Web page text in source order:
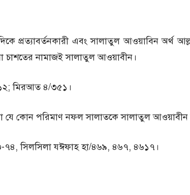
প্রত্যাবর্তনকারী এবং সালাতুল আওয়াবিন অর্থ
চাশতের নামাজই সালাতুল আওয়াবীন।
মিরআত ৪/৩৫১।
যে কোন পরিমাণ নফল সালাতকে সালাতুল
৭৪, সিলসিলা যঈফাহ হা/৪৬৯, ৪৬৭, ৪৬১৭।